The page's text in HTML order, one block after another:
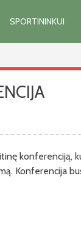
SPORTININKUI
konferenciją,
Konferencija